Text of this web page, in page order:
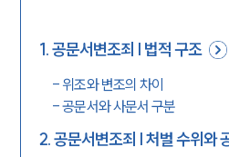
1.공문서변조죄 | 법적 구조
- 위조와 변조의 차이
-공문서와 사문서 구분
2.공문서변조죄 | 처벌 수위와